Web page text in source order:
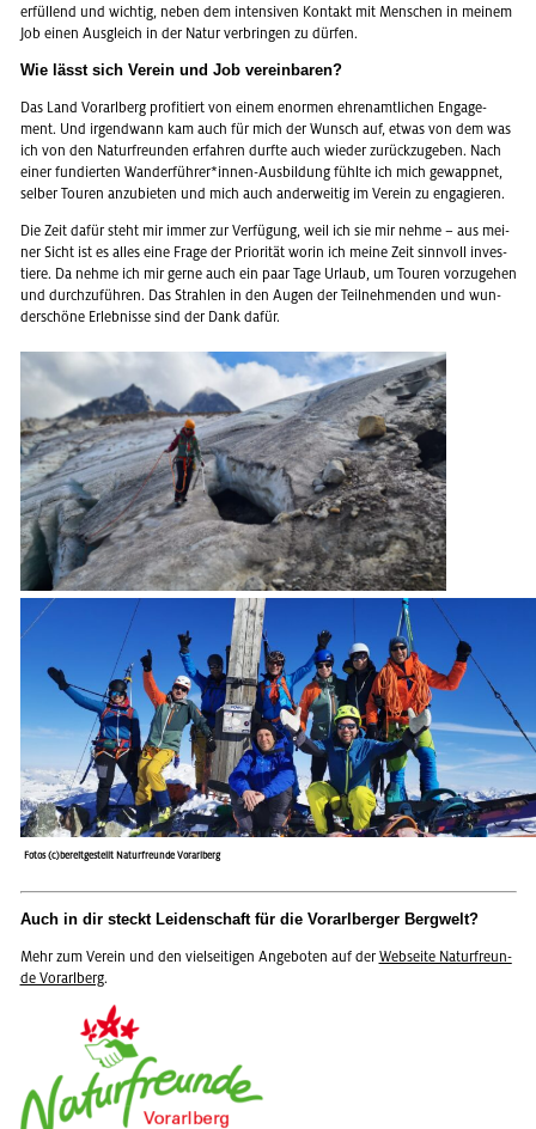
er­fül­lend und wich­tig, neben dem in­ten­si­ven Kon­takt mit Men­schen in mei­nem
Job einen Aus­gleich in der Natur ver­brin­gen zu dür­fen.
Wie lässt sich Ver­ein und Job ver­ein­ba­ren?
Das Land Vor­arl­berg pro­fi­tiert von einem enor­men eh­ren­amt­li­chen En­ga­ge­
ment. Und ir­gend­wann kam auch für mich der Wunsch auf, etwas von dem was
ich von den Na­tur­freun­den er­fah­ren durf­te auch wie­der zu­rück­zu­ge­ben. Nach
einer fun­dier­ten Wan­der­füh­rer*innen-Aus­bil­dung fühl­te ich mich ge­wapp­net,
sel­ber Tou­ren an­zu­bie­ten und mich auch an­der­wei­tig im Ver­ein zu en­ga­gie­ren.
Die Zeit dafür steht mir immer zur Ver­fü­gung, weil ich sie mir nehme – aus mei­
ner Sicht ist es alles eine Frage der Prio­ri­tät worin ich meine Zeit sinn­voll in­ves­
tie­re. Da nehme ich mir gerne auch ein paar Tage Ur­laub, um Tou­ren vor­zu­ge­hen
und durch­zu­füh­ren. Das Strah­len in den Augen der Teil­neh­men­den und wun­
der­schö­ne Er­leb­nis­se sind der Dank dafür.
Fotos (c)bereitgestellt Naturfreunde Vorarlberg
Auch in dir steckt Lei­den­schaft für die Vor­arl­ber­ger Berg­welt?
Mehr zum Ver­ein und den viel­sei­ti­gen An­ge­bo­ten auf der Web­sei­te Na­tur­freun­
de Vor­arl­berg.